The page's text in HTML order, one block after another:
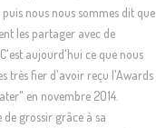
nous nous sommes dit que
les partager avec de
aujourd'hui ce que nous
très fier d'avoir reçu l'Awards
en novembre 2014.
de grossir grâce à sa